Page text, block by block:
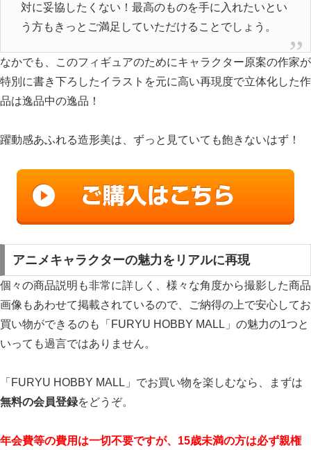
対に妥協したくない！最高のものを手に入れたいとい
う方もきっとご満足していただけることでしょう。
なかでも、このフィギュアのためにキャラクター原案の作家が
特別に書き下ろしたイラストを元に高い再現度で立体化した作
品は逸品中の逸品！
躍動感あふれる造形美は、ずっと見ていても飽きないはず！
アニメキャラクターの魅力をリアルに再現
個々の商品説明も非常に詳しく、様々な角度から撮影した商品
画像もあわせて掲載されているので、ご納得の上で安心してお
買い物ができるのも「FURYU HOBBY MALL」の魅力の1つと
いっても過言ではありません。
「FURYU HOBBY MALL」でお買い物を楽しむなら、まずは
無料の会員登録をどうぞ。
年会費等の費用は一切不要ですが、15歳未満の方は必ず親権